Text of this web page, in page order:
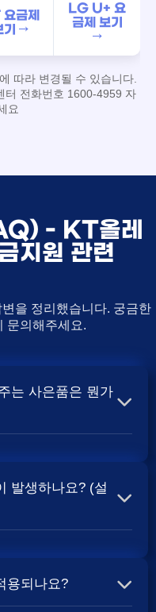
금제
기 →
LG U+ 요
금제 보기
→
따라 변경될 수 있습니다.
터 전화번호 1600-4959 자
요
- KT올레
지원 관련
을 정리했습니다. 궁금한
문의해주세요.
는 사은품은 뭔가
TV와 결합하여 가입
더 크게 지급되는 경향
발생하나요? (설
터넷 상품 및 프로모션
용되나요?